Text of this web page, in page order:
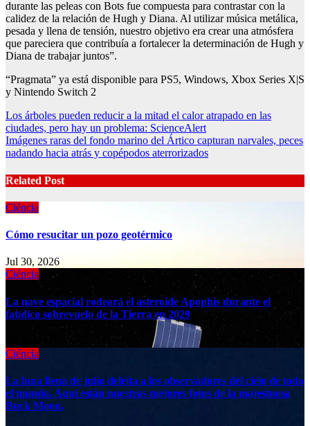
durante las peleas con Bots fue compuesta para contrastar con la
calidez de la relación de Hugh y Diana. Al utilizar música metálica,
pesada y llena de tensión, nuestro objetivo era crear una atmósfera
que pareciera que contribuía a fortalecer la determinación de Hugh y
Diana de trabajar juntos”.
“Pragmata” ya está disponible para PS5, Windows, Xbox Series X|S
y Nintendo Switch 2
Post
navigation
Los árboles pueden reducir a la mitad el calor atrapado en las
ciudades, pero hay un problema: ScienceAlert
Imágenes raras del fondo marino del Ártico capturan narvales, peces
nadando hacia atrás y copépodos aterrorizados
Related Post
Ciéncia
Cómo resucitar un pozo geotérmico
Jul 30, 2026
Ciéncia
La nave espacial rodeará el asteroide Apophis durante el
fatídico sobrevuelo de la Tierra en 2029
Ciéncia
La luna llena de julio deleita a los observadores del cielo de todo
el mundo. Aquí están nuestras mejores fotos de la majestuosa
Buck Moon.